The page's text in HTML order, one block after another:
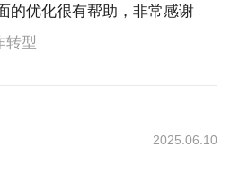
的优化很有帮助，非常感谢
转型
2025.06.10